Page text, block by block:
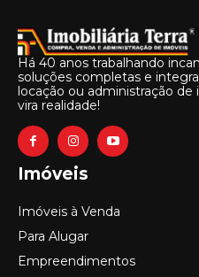
Há 40 anos trabalhando
soluções completas e
locação ou administração
vira realidade!
Imóveis
Imóveis à Venda
Para Alugar
Empreendimentos